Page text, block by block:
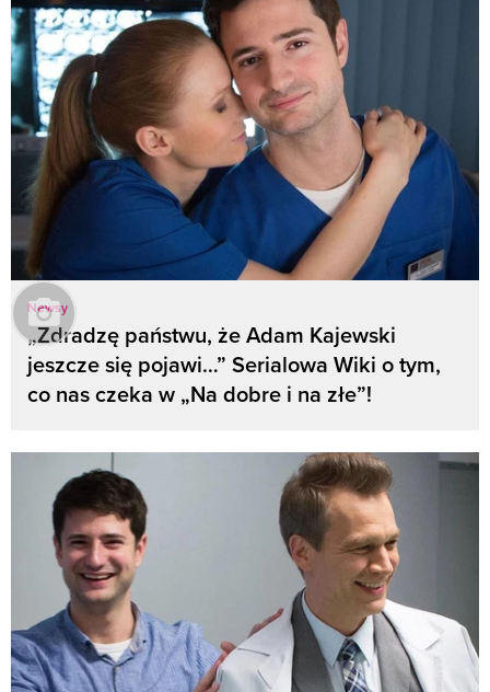
Newsy
„Zdradzę państwu, że Adam Kajewski
jeszcze się pojawi…” Serialowa Wiki o tym,
co nas czeka w „Na dobre i na złe”!